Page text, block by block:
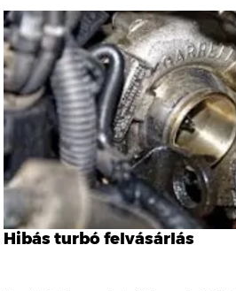
Hibás turbó felvásárlás